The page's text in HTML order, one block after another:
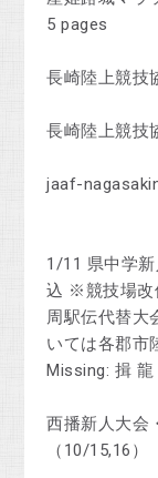
5 pages
長崎陸上競技
長崎陸上競技
jaaf-
1/11 県中学
込 ※競技場改
周駅伝代替大
いては各郡市
Missing: 揖 ‎龍
西播新人大会
（10/15,16）